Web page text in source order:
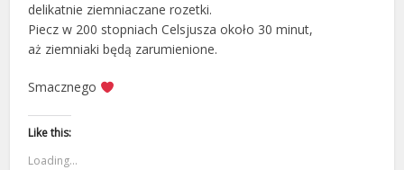
delikatnie ziemniaczane rozetki.
Piecz w 200 stopniach Celsjusza około 30 minut,
aż ziemniaki będą zarumienione.
Smacznego
Like this:
Loading...